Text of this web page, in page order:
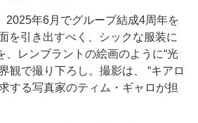
年6月でグループ結成4周年を
を引き出すべく、シックな服装に
、レンブラントの絵画のように“光
観で撮り下ろし。撮影は、 “キアロ
する写真家のティム・ギャロが担